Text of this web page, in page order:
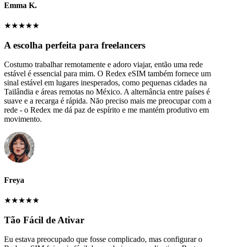
Emma K.
★★★★★
A escolha perfeita para freelancers
Costumo trabalhar remotamente e adoro viajar, então uma rede
estável é essencial para mim. O Redex eSIM também fornece um
sinal estável em lugares inesperados, como pequenas cidades na
Tailândia e áreas remotas no México. A alternância entre países é
suave e a recarga é rápida. Não preciso mais me preocupar com a
rede - o Redex me dá paz de espírito e me mantém produtivo em
movimento.
Freya
★★★★★
Tão Fácil de Ativar
Eu estava preocupado que fosse complicado, mas configurar o